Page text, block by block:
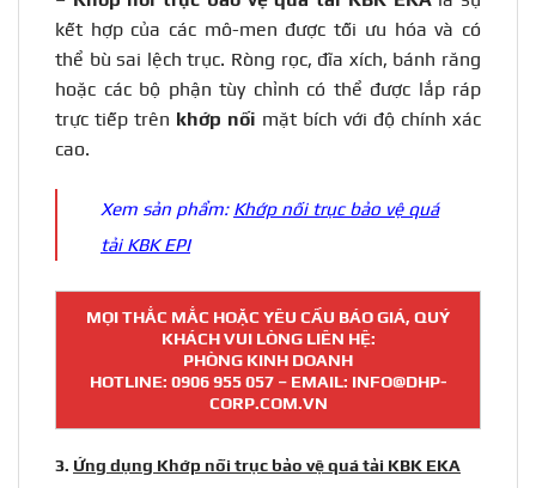
kết hợp của các mô-men được tối ưu hóa và có
thể bù sai lệch trục. Ròng rọc, đĩa xích, bánh răng
hoặc các bộ phận tùy chỉnh có thể được lắp ráp
trực tiếp trên khớp nối mặt bích với độ chính xác
cao.
Xem sản phẩm: Khớp nối trục bảo vệ quá
tải KBK EPI
MỌI THẮC MẮC HOẶC YÊU CẦU BÁO GIÁ, QUÝ
KHÁCH VUI LÒNG LIÊN HỆ:
PHÒNG KINH DOANH
HOTLINE: 0906 955 057– EMAIL: INFO@DHP-
CORP.COM.VN
3. Ứng dụng Khớp nối trục bảo vệ quá tải KBK EKA